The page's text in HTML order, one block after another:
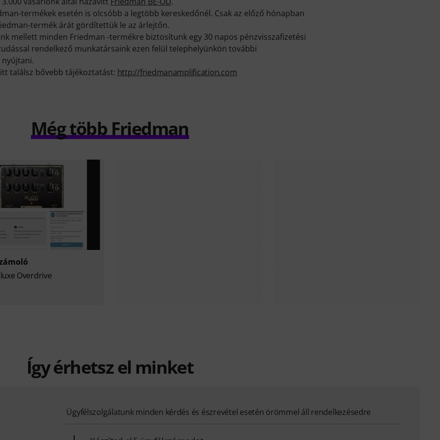
termékek esetén is olcsóbb a legtöbb kereskedőnél. Csak az előző hónapban
termék árát gördítettük le az árlejtőn.
mellett minden Friedman -termékre biztosítunk egy 30 napos pénzvisszafizetési
rendelkező munkatársaink ezen felül telephelyünkön további
nyújtani.
találsz bővebb tájékoztatást: http://friedmanamplification.com
Még több Friedman
Overdrive
Így érhetsz el minket
Ügyfélszolgálatunk minden kérdés és észrevétel esetén örömmel áll rendelkezésedre